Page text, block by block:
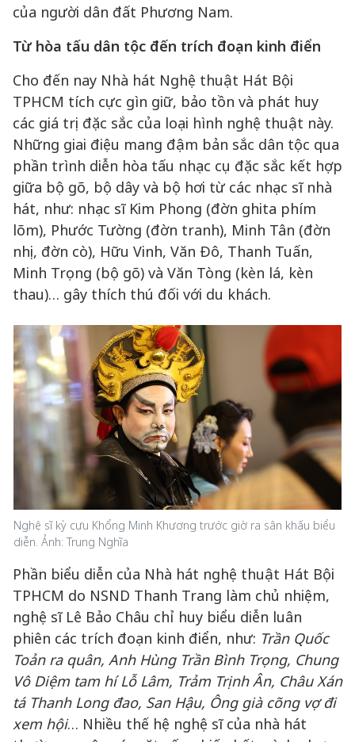
của người dân đất Phương Nam.
Từ hòa tấu dân tộc đến trích đoạn kinh điển
Cho đến nay Nhà hát Nghệ thuật Hát Bội
TPHCM tích cực gìn giữ, bảo tồn và phát huy
các giá trị đặc sắc của loại hình nghệ thuật này.
Những giai điệu mang đậm bản sắc dân tộc qua
phần trình diễn hòa tấu nhạc cụ đặc sắc kết hợp
giữa bộ gõ, bộ dây và bộ hơi từ các nhạc sĩ nhà
hát, như: nhạc sĩ Kim Phong (đờn ghita phím
lõm), Phước Tường (đờn tranh), Minh Tân (đờn
nhị, đờn cò), Hữu Vinh, Văn Đô, Thanh Tuấn,
Minh Trọng (bộ gõ) và Văn Tòng (kèn lá, kèn
thau)… gây thích thú đối với du khách.
Nghệ sĩ kỳ cựu Khổng Minh Khương trước giờ ra sân khấu biểu
diễn. Ảnh: Trung Nghĩa
Phần biểu diễn của Nhà hát nghệ thuật Hát Bội
TPHCM do NSND Thanh Trang làm chủ nhiệm,
nghệ sĩ Lê Bảo Châu chỉ huy biểu diễn luân
phiên các trích đoạn kinh điển, như: Trần Quốc
Toản ra quân, Anh Hùng Trần Bình Trọng, Chung
Vô Diệm tam híLỗ Lâm, Trảm Trịnh Ân, Châu Xán
tá Thanh Long đao, San Hậu, Ông già cõng vợ đi
xem hội… Nhiều thế hệ nghệ sĩ của nhà hát